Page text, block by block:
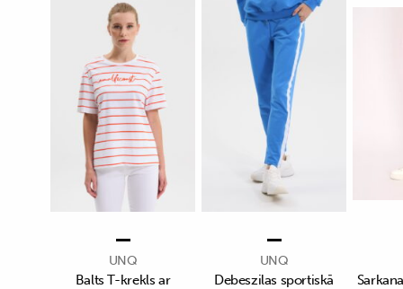
UNQ
Balts T-krekls ar
UNQ
Debeszilas sportiskā